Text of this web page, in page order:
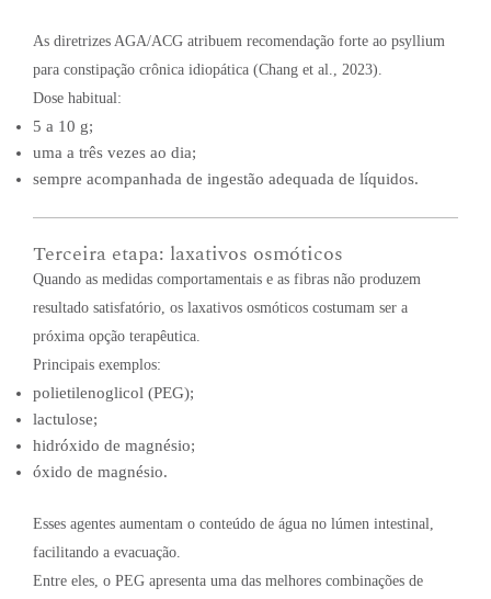
As diretrizes AGA/ACG atribuem recomendação forte ao psyllium
para constipação crônica idiopática (Chang et al., 2023).
Dose habitual:
5 a 10 g;
uma a três vezes ao dia;
sempre acompanhada de ingestão adequada de líquidos.
Terceira etapa: laxativos osmóticos
Quando as medidas comportamentais e as fibras não produzem
resultado satisfatório, os laxativos osmóticos costumam ser a
próxima opção terapêutica.
Principais exemplos:
polietilenoglicol (PEG);
lactulose;
hidróxido de magnésio;
óxido de magnésio.
Esses agentes aumentam o conteúdo de água no lúmen intestinal,
facilitando a evacuação.
Entre eles, o PEG apresenta uma das melhores combinações de